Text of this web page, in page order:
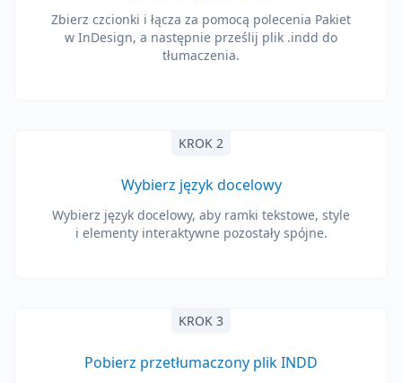
Zbierz czcionki i łącza za pomocą polecenia Pakiet
w InDesign, a następnie prześlij plik .indd do
tłumaczenia.
KROK 2
Wybierz język docelowy
Wybierz język docelowy, aby ramki tekstowe, style
i elementy interaktywne pozostały spójne.
KROK 3
Pobierz przetłumaczony plik INDD